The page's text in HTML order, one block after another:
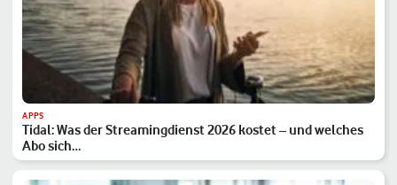
APPS
Tidal: Was der Streamingdienst 2026 kostet – und welches
Abo sich…